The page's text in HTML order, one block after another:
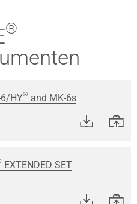
®
6/HY® and MK-6s
EXTENDED SET